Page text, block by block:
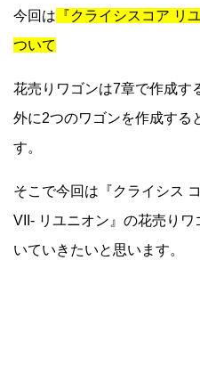
今回は 『クライシスコア リ
ついて
花売りワゴンは7章で作成す
外に2つのワゴンを作成する
す。
そこで今回は『クライシス
VII- リユニオン』の花売り
いていきたいと思います。